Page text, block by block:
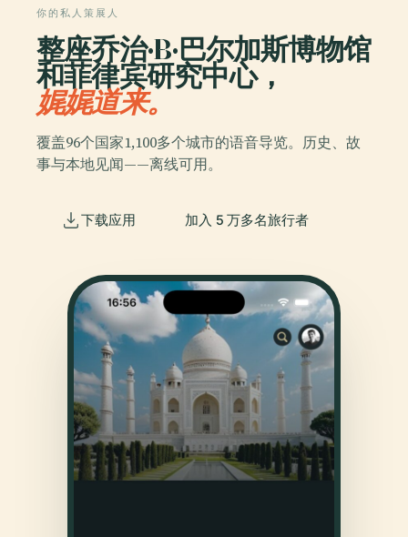
你的私人策展人
整座乔治·B·巴尔加斯博物馆
和菲律宾研究中心，
娓娓道来。
覆盖96个国家1,100多个城市的语音导览。历史、故
事与本地见闻——离线可用。
下载应用 加入 5 万多名旅行者